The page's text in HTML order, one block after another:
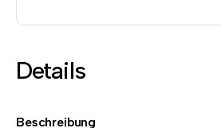
Details
Beschreibung